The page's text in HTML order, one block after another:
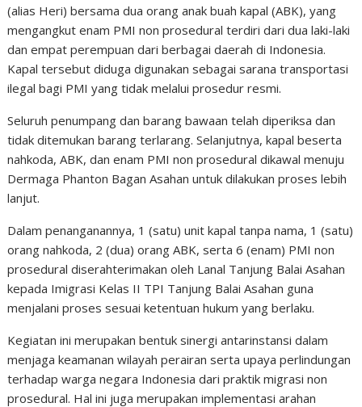
(alias Heri) bersama dua orang anak buah kapal (ABK), yang
mengangkut enam PMI non prosedural terdiri dari dua laki-laki
dan empat perempuan dari berbagai daerah di Indonesia.
Kapal tersebut diduga digunakan sebagai sarana transportasi
ilegal bagi PMI yang tidak melalui prosedur resmi.
Seluruh penumpang dan barang bawaan telah diperiksa dan
tidak ditemukan barang terlarang. Selanjutnya, kapal beserta
nahkoda, ABK, dan enam PMI non prosedural dikawal menuju
Dermaga Phanton Bagan Asahan untuk dilakukan proses lebih
lanjut.
Dalam penanganannya, 1 (satu) unit kapal tanpa nama, 1 (satu)
orang nahkoda, 2 (dua) orang ABK, serta 6 (enam) PMI non
prosedural diserahterimakan oleh Lanal Tanjung Balai Asahan
kepada Imigrasi Kelas II TPI Tanjung Balai Asahan guna
menjalani proses sesuai ketentuan hukum yang berlaku.
Kegiatan ini merupakan bentuk sinergi antarinstansi dalam
menjaga keamanan wilayah perairan serta upaya perlindungan
terhadap warga negara Indonesia dari praktik migrasi non
prosedural. Hal ini juga merupakan implementasi arahan